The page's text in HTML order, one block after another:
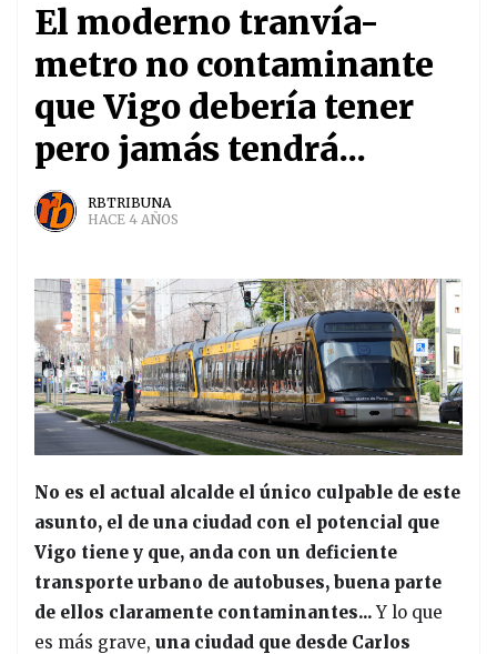
El moderno tranvía-
metro no contaminante
que Vigo debería tener
pero jamás tendrá...
RBTRIBUNA
HACE 4 AÑOS
No es el actual alcalde el único culpable de este
asunto, el de una ciudad con el potencial que
Vigo tiene y que, anda con un deficiente
transporte urbano de autobuses, buena parte
de ellos claramente contaminantes...Y lo que
es más grave, una ciudad que desde Carlos